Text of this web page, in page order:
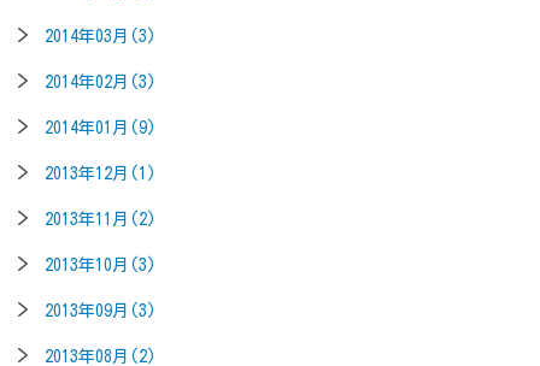
2014年03月(3)
2014年02月(3)
2014年01月(9)
2013年12月(1)
2013年11月(2)
2013年10月(3)
2013年09月(3)
2013年08月(2)